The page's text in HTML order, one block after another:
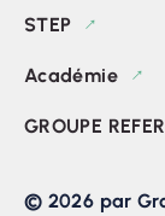
STEP
Académie
GROUPE
© 2026 par